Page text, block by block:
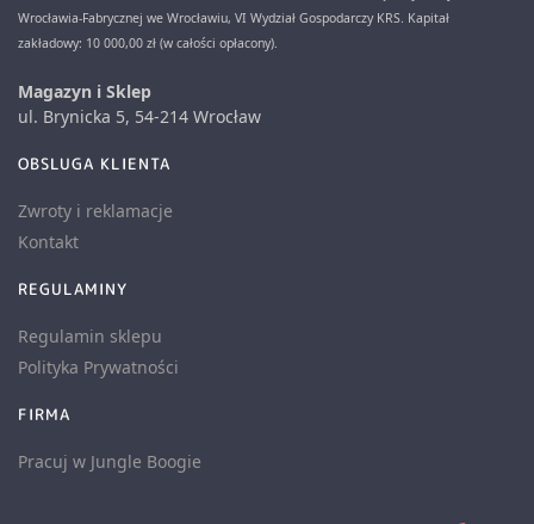
Wrocławia-Fabrycznej we Wrocławiu, VI Wydział Gospodarczy KRS. Kapitał
zakładowy: 10 000,00 zł (w całości opłacony).
Magazyn i Sklep
ul. Brynicka 5, 54-214 Wrocław
OBSLUGA KLIENTA
Zwroty i reklamacje
Kontakt
REGULAMINY
Regulamin sklepu
Polityka Prywatności
FIRMA
Pracuj w Jungle Boogie